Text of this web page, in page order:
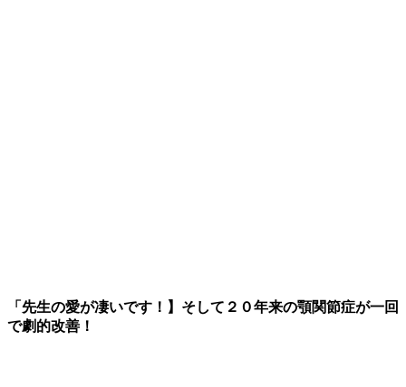
「先生の愛が凄いです！】そして２０年来の顎関節症が一回
で劇的改善！